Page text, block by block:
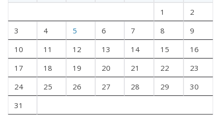
U
F
S
1
2
3
4 5 6 7 8
9
10
11 12 13 14 15
16
17
18 19 20 21 22
23
24
25 26 27 28 29
30
31